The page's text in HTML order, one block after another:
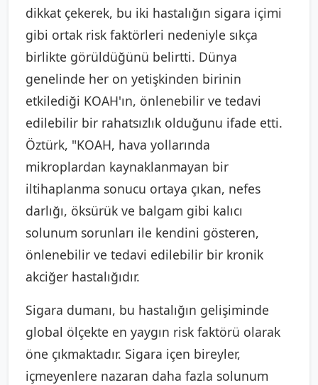
dikkat çekerek, bu iki hastalığın sigara içimi
gibi ortak risk faktörleri nedeniyle sıkça
birlikte görüldüğünü belirtti. Dünya
genelinde her on yetişkinden birinin
etkilediği KOAH'ın, önlenebilir ve tedavi
edilebilir bir rahatsızlık olduğunu ifade etti.
Öztürk, "KOAH, hava yollarında
mikroplardan kaynaklanmayan bir
iltihaplanma sonucu ortaya çıkan, nefes
darlığı, öksürük ve balgam gibi kalıcı
solunum sorunları ile kendini gösteren,
önlenebilir ve tedavi edilebilir bir kronik
akciğer hastalığıdır.
Sigara dumanı, bu hastalığın gelişiminde
global ölçekte en yaygın risk faktörü olarak
öne çıkmaktadır. Sigara içen bireyler,
içmeyenlere nazaran daha fazla solunum